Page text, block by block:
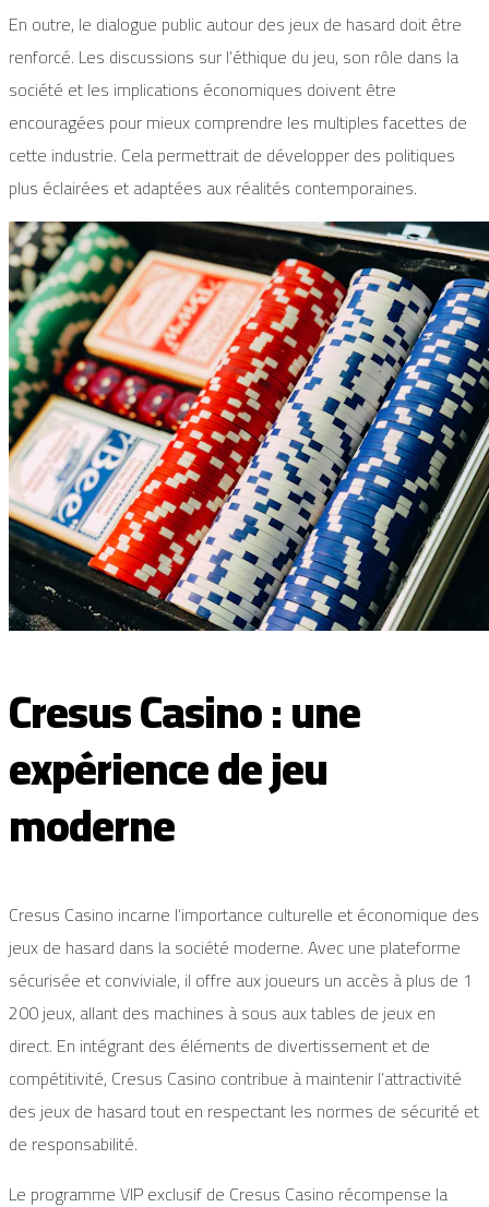
En outre, le dialogue public autour des jeux de hasard doit être
renforcé. Les discussions sur l’éthique du jeu, son rôle dans la
société et les implications économiques doivent être
encouragées pour mieux comprendre les multiples facettes de
cette industrie. Cela permettrait de développer des politiques
plus éclairées et adaptées aux réalités contemporaines.
Cresus Casino : une
expérience de jeu
moderne
Cresus Casino incarne l’importance culturelle et économique des
jeux de hasard dans la société moderne. Avec une plateforme
sécurisée et conviviale, il offre aux joueurs un accès à plus de 1
200 jeux, allant des machines à sous aux tables de jeux en
direct. En intégrant des éléments de divertissement et de
compétitivité, Cresus Casino contribue à maintenir l’attractivité
des jeux de hasard tout en respectant les normes de sécurité et
de responsabilité.
Le programme VIP exclusif de Cresus Casino récompense la